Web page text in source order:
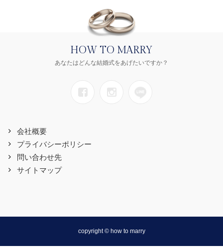
HOW TO MARRY
あなたはどんな結婚式をあげたいですか？
会社概要
プライバシーポリシー
問い合わせ先
サイトマップ
copyright © how to marry